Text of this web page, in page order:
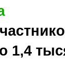
1,4